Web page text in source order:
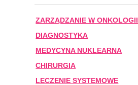
ZARZĄDZANIE W ONKOLOGII
DIAGNOSTYKA
MEDYCYNA NUKLEARNA
CHIRURGIA
LECZENIE SYSTEMOWE